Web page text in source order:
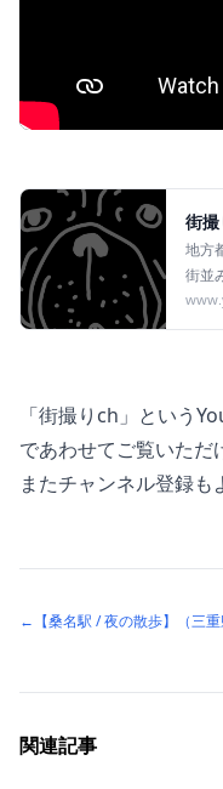
街
地方
街並
「街撮りch」という
であわせてご覧いただ
またチャンネル登録も
←
関連記事